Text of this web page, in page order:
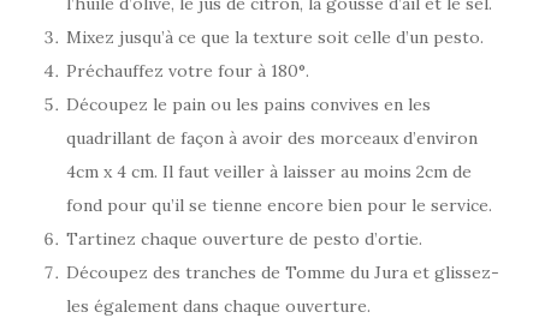
Mixez jusqu’à ce que la texture soit celle d’un pesto.
Préchauffez votre four à 180°.
Découpez le pain ou les pains convives en les
quadrillant de façon à avoir des morceaux d’environ
4cm x 4 cm. Il faut veiller à laisser au moins 2cm de
fond pour qu’il se tienne encore bien pour le service.
Tartinez chaque ouverture de pesto d’ortie.
Découpez des tranches de Tomme du Jura et glissez-
les également dans chaque ouverture.